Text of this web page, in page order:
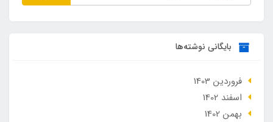
بایگانی نوشته‌ها
فروردین 1403
اسفند 1402
بهمن 1402